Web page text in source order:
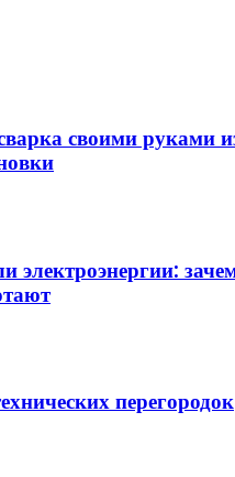
своими руками
электроэнергии:
перегородок